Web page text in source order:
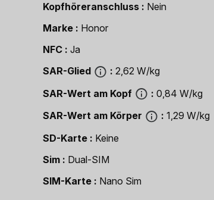
Kopfhöreranschluss
Nein
Marke
Honor
NFC
Ja
SAR-Glied
2,62 W/kg
SAR-Wert am Kopf
0,84 W/kg
SAR-Wert am Körper
1,29 W/kg
SD-Karte
Keine
Sim
Dual-SIM
SIM-Karte
Nano Sim